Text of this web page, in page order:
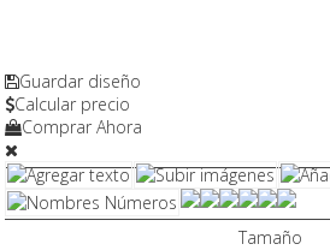
Guardar diseño
Calcular precio
Comprar Ahora
Tamaño